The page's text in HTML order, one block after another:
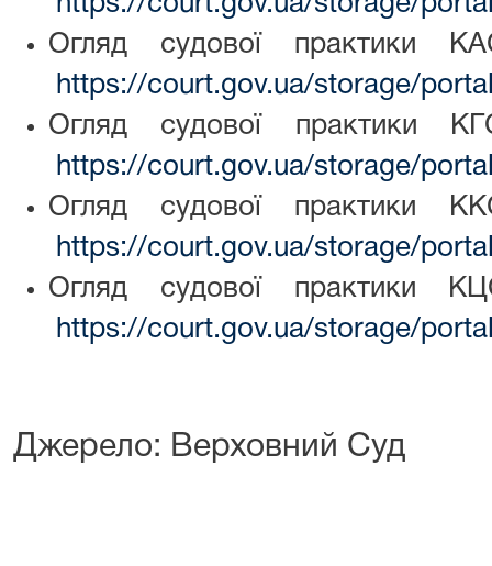
Огляд судової
https://court.gov.ua/storage/
Огляд судової
https://court.gov.ua/storage/
Огляд судової
https://court.gov.ua/storage/
Огляд судової
https://court.gov.ua/storage/
Джерело: Верховний Суд